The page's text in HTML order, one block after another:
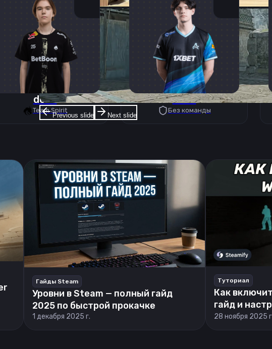
Previous slide Next slide
donk
Team Spirit
deko
Без команды
Гайды Steam
Уровни в Steam — полный гайд
2025 по быстрой прокачке
1 декабря 2025 г.
Туториал
Как
гайд и
28 ноября 2025